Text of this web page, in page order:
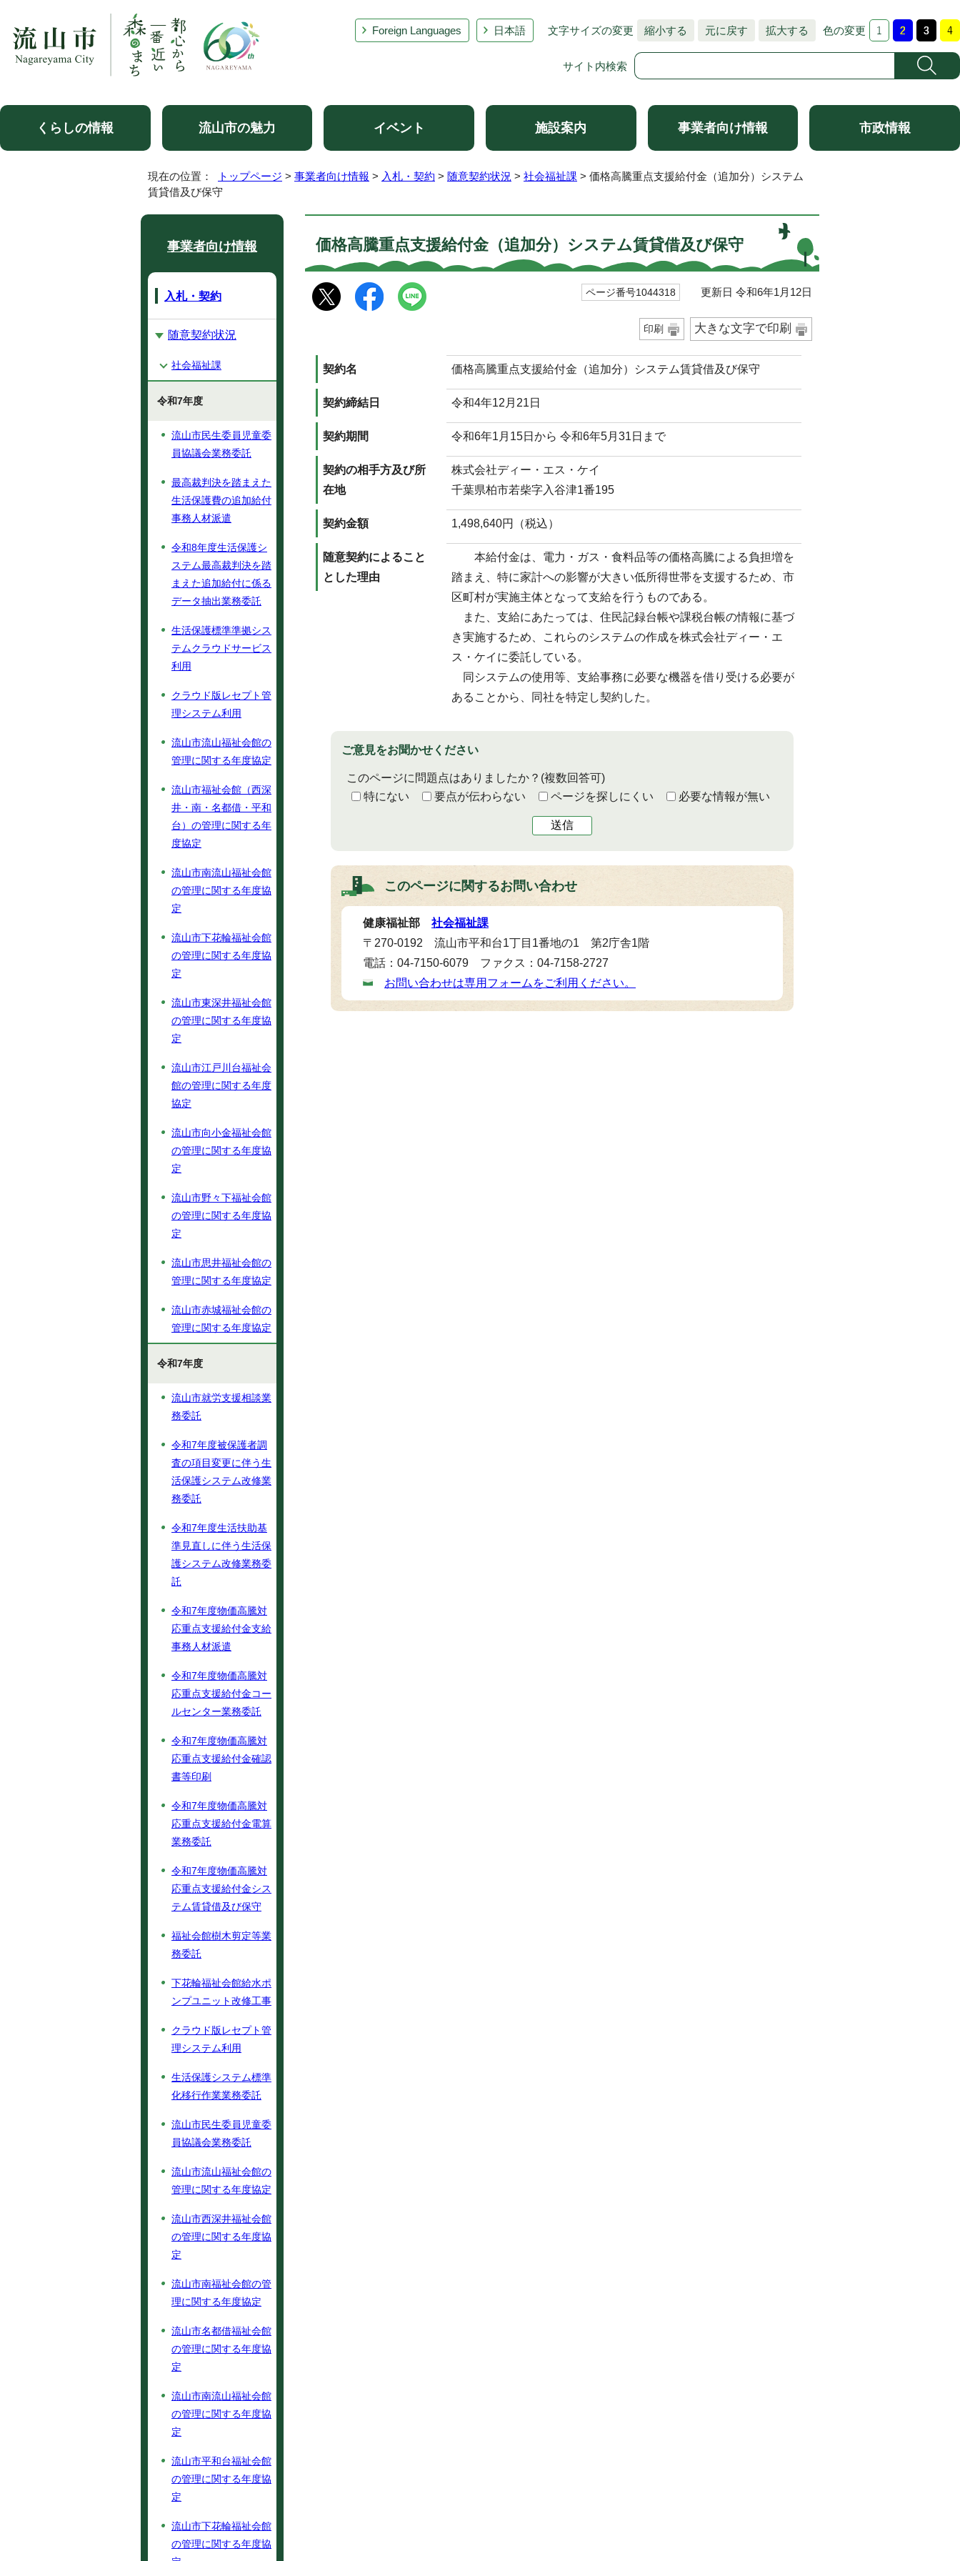
Foreign Languages 日本語 文字サイズの変更 縮小する 元に戻す 拡大する 色の変更
サイト内検索
くらしの情報 流山市の魅力 イベント 施設案内 事業者向け情報 市政情報
現在の位置： トップページ > 事業者向け情報 > 入札・契約 > 随意契約状況 > 社会福祉課 > 価格高騰重点支援給付金（追加分）システム
賃貸借及び保守
価格高騰重点支援給付金（追加分）システム賃貸借及び保守
ページ番号1044318 更新日 令和6年1月12日
印刷 大きな文字で印刷
契約名 価格高騰重点支援給付金（追加分）システム賃貸借及び保守
契約締結日 令和4年12月21日
契約期間 令和6年1月15日から 令和6年5月31日まで
契約の相手方及び所
在地
株式会社ディー・エス・ケイ
千葉県柏市若柴字入谷津1番195
契約金額 1,498,640円（税込）
随意契約によること
とした理由
本給付金は、電力・ガス・食料品等の価格高騰による負担増を
踏まえ、特に家計への影響が大きい低所得世帯を支援するため、市
区町村が実施主体となって支給を行うものである。
また、支給にあたっては、住民記録台帳や課税台帳の情報に基づ
き実施するため、これらのシステムの作成を株式会社ディー・エ
ス・ケイに委託している。
同システムの使用等、支給事務に必要な機器を借り受ける必要が
あることから、同社を特定し契約した。
ご意見をお聞かせください
このページに問題点はありましたか？ (複数回答可)
特にない
要点が伝わらない ページを探しにくい 必要な情報が無い
送信
このページに関するお問い合わせ
健康福祉部 社会福祉課
〒270-0192 流山市平和台1丁目1番地の1 第2庁舎1階
電話：04-7150-6079 ファクス：04-7158-2727
お問い合わせは専用フォームをご利用ください。
事業者向け情報
入札・契約
随意契約状況
社会福祉課
令和7年度
流山市民生委員児童委
員協議会業務委託
最高裁判決を踏まえた
生活保護費の追加給付
事務人材派遣
令和8年度生活保護シ
ステム最高裁判決を踏
まえた追加給付に係る
データ抽出業務委託
生活保護標準準拠シス
テムクラウドサービス
利用
クラウド版レセプト管
理システム利用
流山市流山福祉会館の
管理に関する年度協定
流山市福祉会館（西深
井・南・名都借・平和
台）の管理に関する年
度協定
流山市南流山福祉会館
の管理に関する年度協
定
流山市下花輪福祉会館
の管理に関する年度協
定
流山市東深井福祉会館
の管理に関する年度協
定
流山市江戸川台福祉会
館の管理に関する年度
協定
流山市向小金福祉会館
の管理に関する年度協
定
流山市野々下福祉会館
の管理に関する年度協
定
流山市思井福祉会館の
管理に関する年度協定
流山市赤城福祉会館の
管理に関する年度協定
令和7年度
流山市就労支援相談業
務委託
令和7年度被保護者調
査の項目変更に伴う生
活保護システム改修業
務委託
令和7年度生活扶助基
準見直しに伴う生活保
護システム改修業務委
託
令和7年度物価高騰対
応重点支援給付金支給
事務人材派遣
令和7年度物価高騰対
応重点支援給付金コー
ルセンター業務委託
令和7年度物価高騰対
応重点支援給付金確認
書等印刷
令和7年度物価高騰対
応重点支援給付金電算
業務委託
令和7年度物価高騰対
応重点支援給付金シス
テム賃貸借及び保守
福祉会館樹木剪定等業
務委託
下花輪福祉会館給水ポ
ンプユニット改修工事
クラウド版レセプト管
理システム利用
生活保護システム標準
化移行作業業務委託
流山市民生委員児童委
員協議会業務委託
流山市流山福祉会館の
管理に関する年度協定
流山市西深井福祉会館
の管理に関する年度協
定
流山市南福祉会館の管
理に関する年度協定
流山市名都借福祉会館
の管理に関する年度協
定
流山市南流山福祉会館
の管理に関する年度協
定
流山市平和台福祉会館
の管理に関する年度協
定
流山市下花輪福祉会館
の管理に関する年度協